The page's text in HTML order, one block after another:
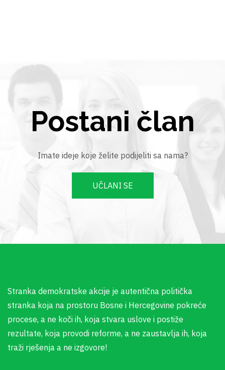
Postani član
Imate ideje koje želite podijeliti sa nama?
UČLANI SE
Stranka demokratske akcije je autentična politička
stranka koja na prostoru Bosne i Hercegovine pokreće
procese, a ne koči ih, koja stvara uslove i postiže
rezultate, koja provodi reforme, a ne zaustavlja ih, koja
traži rješenja a ne izgovore!